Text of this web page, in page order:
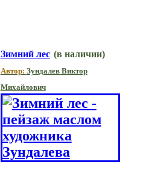
Зимний лес (в наличии)
Автор: Зундалев Виктор
Михайлович